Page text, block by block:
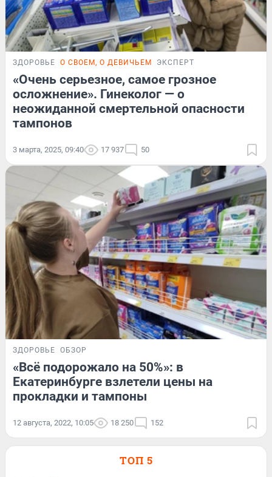
ЗДОРОВЬЕ О СВОЕМ, О ДЕВИЧЬЕМ ЭКСПЕРТ
«Очень серьезное, самое грозное
осложнение». Гинеколог — о
неожиданной смертельной опасности
тампонов
3 марта, 2025, 09:40 17 937 50
ЗДОРОВЬЕ ОБЗОР
«Всё подорожало на 50%»: в
Екатеринбурге взлетели цены на
прокладки и тампоны
12 августа, 2022, 10:05 18 250 152
ТОП 5